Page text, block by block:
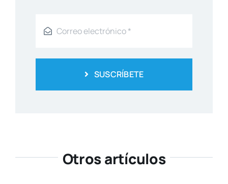
SUSCRÍBETE
Otros artículos